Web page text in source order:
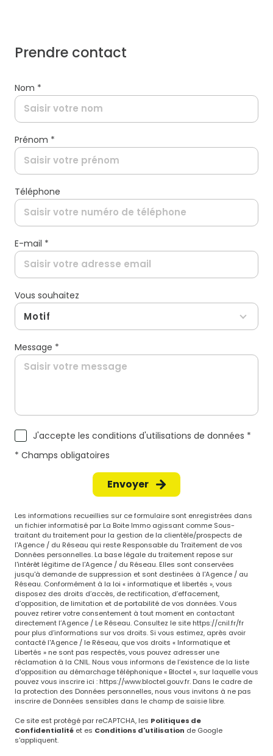
prendre contact
Nom *
Prénom *
Téléphone
E-mail *
Vous souhaitez
Motif
Message *
J'accepte les conditions d'utilisations de données *
* Champs obligatoires
Envoyer
Les informations recueillies sur ce formulaire sont enregistrées dans
un fichier informatisé par La Boite Immo agissant comme Sous-
traitant du traitement pour la gestion de la clientèle/prospects de
l'Agence / du Réseau qui reste Responsable du Traitement de vos
Données personnelles. La base légale du traitement repose sur
l'intérêt légitime de l'Agence / du Réseau. Elles sont conservées
jusqu'à demande de suppression et sont destinées à l'Agence / au
Réseau. Conformément à la loi « informatique et libertés », vous
disposez des droits d’accès, de rectification, d’effacement,
d’opposition, de limitation et de portabilité de vos données. Vous
pouvez retirer votre consentement à tout moment en contactant
directement l’Agence / Le Réseau. Consultez le site https://cnil.fr/fr
pour plus d’informations sur vos droits. Si vous estimez, après avoir
contacté l'Agence / le Réseau, que vos droits « Informatique et
Libertés » ne sont pas respectés, vous pouvez adresser une
réclamation à la CNIL. Nous vous informons de l’existence de la liste
d'opposition au démarchage téléphonique « Bloctel », sur laquelle vous
pouvez vous inscrire ici : https://www.bloctel.gouv.fr. Dans le cadre de
la protection des Données personnelles, nous vous invitons à ne pas
inscrire de Données sensibles dans le champ de saisie libre.
Ce site est protégé par reCAPTCHA, les Politiques de
Confidentialité et es Conditions d'utilisation de Google
s'appliquent.